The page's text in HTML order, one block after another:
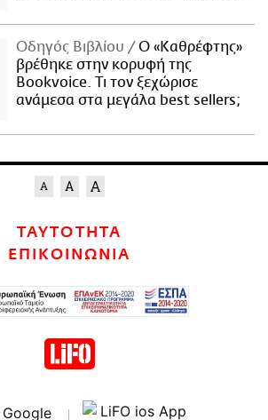
Οδηγός Βιβλίου
Ο «Καθρέφτης»
βρέθηκε στην κορυφή της
Bookvoice. Τι τον ξεχώρισε
ανάμεσα στα μεγάλα best sellers;
ΤΑΥΤΟΤΗΤΑ
ΕΠΙΚΟΙΝΩΝΙΑ